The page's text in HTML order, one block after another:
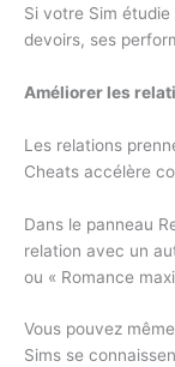
Si votre Sim étudie
devoirs, ses
Améliorer les
Les relations
Cheats accélère
Dans le panneau
relation avec un
ou « Romance
Vous pouvez
Sims se